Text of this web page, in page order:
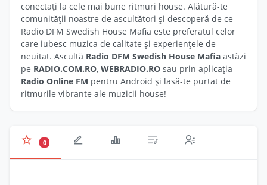
conectați la cele mai bune ritmuri house. Alătură-te
comunității noastre de ascultători și descoperă de ce
Radio DFM Swedish House Mafia este preferatul celor
care iubesc muzica de calitate și experiențele de
neuitat. Ascultă Radio DFM Swedish House Mafia astăzi
pe RADIO.COM.RO, WEBRADIO.RO sau prin aplicația
Radio Online FM pentru Android și lasă-te purtat de
ritmurile vibrante ale muzicii house!
0